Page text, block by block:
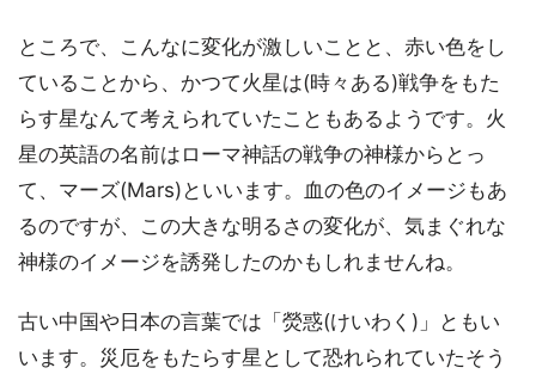
ところで、こんなに変化が激しいことと、赤い色をし
ていることから、かつて火星は(時々ある)戦争をもた
らす星なんて考えられていたこともあるようです。火
星の英語の名前はローマ神話の戦争の神様からとっ
て、マーズ(Mars)といいます。血の色のイメージもあ
るのですが、この大きな明るさの変化が、気まぐれな
神様のイメージを誘発したのかもしれませんね。
古い中国や日本の言葉では「熒惑(けいわく)」ともい
います。災厄をもたらす星として恐れられていたそう